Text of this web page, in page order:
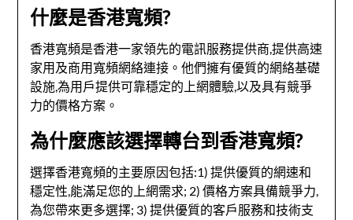
什麼是香港寬頻?
香港寬頻是香港一家領先的電訊服務提供商,提供高速
家用及商用寬頻網絡連接。他們擁有優質的網絡基礎
設施,為用戶提供可靠穩定的上網體驗,以及具有競爭
力的價格方案。
為什麼應該選擇轉台到香港寬頻?
選擇香港寬頻的主要原因包括:1) 提供優質的網速和
穩定性,能滿足您的上網需求; 2) 價格方案具備競爭力,
為您帶來更多選擇; 3) 提供優質的客戶服務和技術支